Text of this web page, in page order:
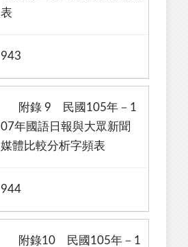
表
943
附錄 9 民國105年－1
07年國語日報與大眾新聞
媒體比較分析字頻表
944
附錄10 民國105年－1